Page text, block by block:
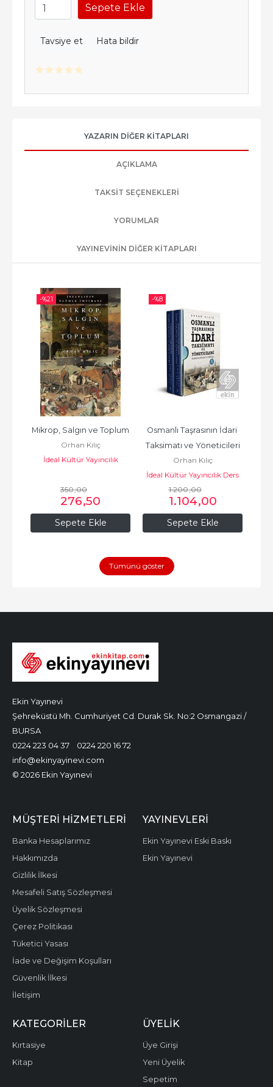
Sepete Ekle
Tavsiye et Hata bildir
YAZARIN DIĞER KITAPLARI
AÇIKLAMA
TAKSIT SEÇENEKLERI
YORUMLAR
YAYINEVININ DIĞER KITAPLARI
-%21
Sepete Ekle
Mikrop, Salgın ve Toplum
Orhan Kılıç
İdeal Kültür Yayıncılık
350,00
276,50
-%8
Sepete Ekle
Osmanlı Taşrasının İdari
Taksimatı ve Yöneticileri
Orhan Kılıç
İdeal Kültür Yayıncılık Ders
Kitapları
1.200,00
1.104,00
Tümünü göster
Ekin Yayınevi
Şehreküstü Mh. Cumhuriyet Cd. Durak Sk. No:2 Osmangazi /
BURSA
0224 223 04 37
0224 220 16 72
info@ekinyayinevi.com
© 2026 Ekin Yayınevi
MÜŞTERI HIZMETLERI
Banka Hesaplarımız
Hakkımızda
Gizlilik İlkesi
Mesafeli Satış Sözleşmesi
Üyelik Sözleşmesi
Çerez Politikası
Tüketici Yasası
İade ve Değişim Koşulları
Güvenlik İlkesi
İletişim
YAYINEVLERI
Ekin Yayınevi Eski Baskı
Ekin Yayınevi
KATEGORILER
Kırtasiye
Kitap
ÜYELIK
Üye Girişi
Yeni Üyelik
Sepetim